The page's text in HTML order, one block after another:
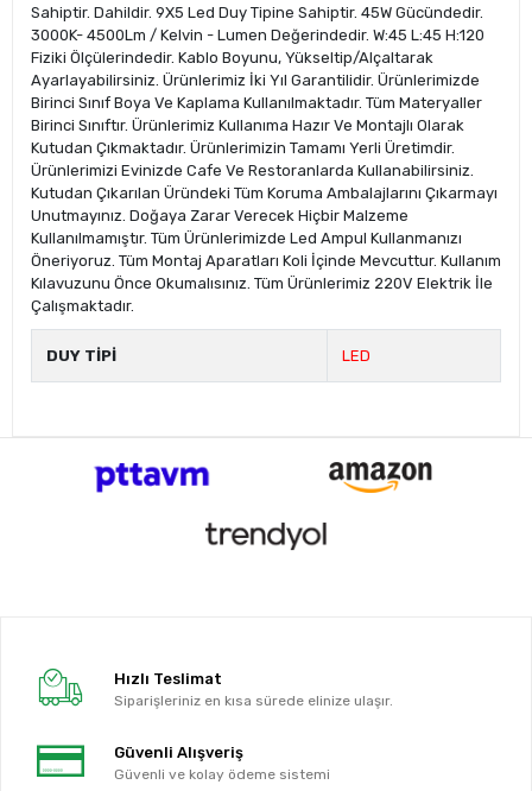
Sahiptir. Dahildir. 9X5 Led Duy Tipine Sahiptir. 45W Gücündedir.
3000K- 4500Lm / Kelvin - Lumen Değerindedir. W:45 L:45 H:120
Fiziki Ölçülerindedir. Kablo Boyunu, Yükseltip/Alçaltarak
Ayarlayabilirsiniz. Ürünlerimiz İki Yıl Garantilidir. Ürünlerimizde
Birinci Sınıf Boya Ve Kaplama Kullanılmaktadır. Tüm Materyaller
Birinci Sınıftır. Ürünlerimiz Kullanıma Hazır Ve Montajlı Olarak
Kutudan Çıkmaktadır. Ürünlerimizin Tamamı Yerli Üretimdir.
Ürünlerimizi Evinizde Cafe Ve Restoranlarda Kullanabilirsiniz.
Kutudan Çıkarılan Üründeki Tüm Koruma Ambalajlarını Çıkarmayı
Unutmayınız. Doğaya Zarar Verecek Hiçbir Malzeme
Kullanılmamıştır. Tüm Ürünlerimizde Led Ampul Kullanmanızı
Öneriyoruz. Tüm Montaj Aparatları Koli İçinde Mevcuttur. Kullanım
Kılavuzunu Önce Okumalısınız. Tüm Ürünlerimiz 220V Elektrik İle
Çalışmaktadır.
DUY TİPİ LED
Hızlı Teslimat
Siparişleriniz en kısa sürede elinize ulaşır.
Güvenli Alışveriş
Güvenli ve kolay ödeme sistemi